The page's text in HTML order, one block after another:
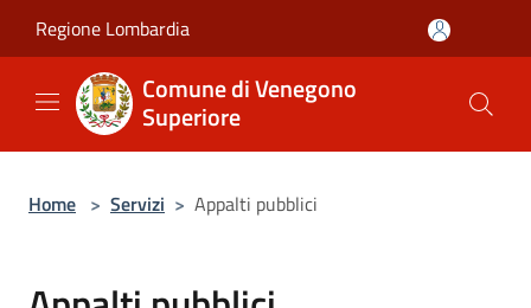
Regione Lombardia
Comune di Venegono
Superiore
Home > Servizi > Appalti pubblici